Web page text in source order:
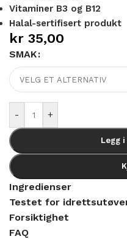
Vitaminer B3 og B12
Halal-sertifisert produkt
kr 35,00
SMAK
- +
Legg
Alternative:
Ingredienser
Testet for
Forsiktighet
FAQ